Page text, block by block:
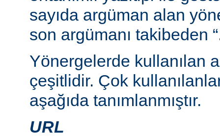
sayıda argüman alan
son argümanı takibeden
Yönergelerde kullanılan
çeşitlidir. Çok
aşağıda tanımlanmıştır.
URL